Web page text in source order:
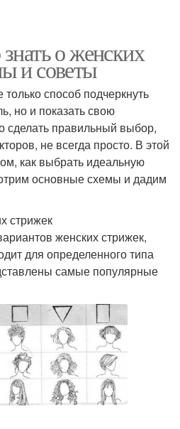
о женских
и советы
способ подчеркнуть
но и показать свою
сделать правильный выбор,
не всегда просто. В этой
как выбрать идеальную
основные схемы и дадим
стрижек
женских стрижек,
для определенного типа
самые популярные